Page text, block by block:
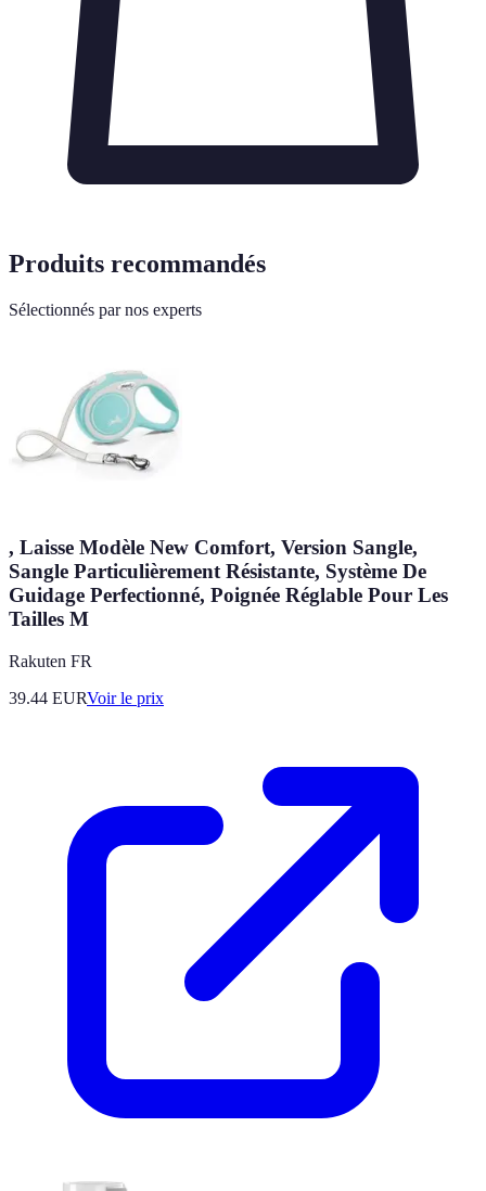
Produits recommandés
Sélectionnés par nos experts
, Laisse Modèle New Comfort, Version Sangle,
Sangle Particulièrement Résistante, Système De
Guidage Perfectionné, Poignée Réglable Pour Les
Tailles M
Rakuten FR
39.44 EURVoir le prix